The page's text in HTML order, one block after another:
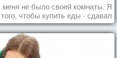
не было своей комнаты. Я
чтобы купить еды - сдавал
кока-колы"